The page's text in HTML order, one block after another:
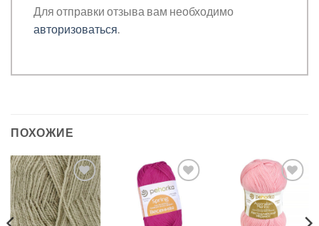
Для отправки отзыва вам необходимо
авторизоваться.
ПОХОЖИЕ
Добавить в
избранное.
Добавить в
избранное.
Добавить в
избранное.